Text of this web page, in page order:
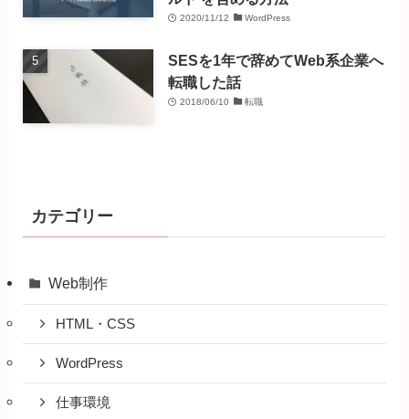
2020/11/12 WordPress
SESを1年で辞めてWeb系企業へ
転職した話
2018/06/10 転職
カテゴリー
Web制作
HTML・CSS
WordPress
仕事環境